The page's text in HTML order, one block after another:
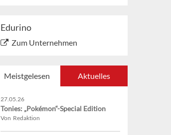
Edurino
Zum Unternehmen
Meistgelesen Aktuelles
27.05.26
Tonies: „Pokémon“-Special Edition
Von Redaktion